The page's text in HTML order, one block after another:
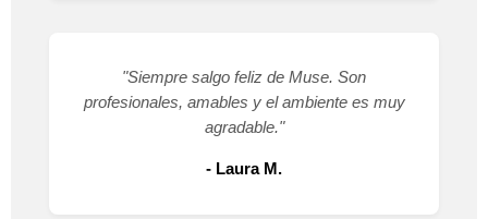
"Siempre salgo feliz de Muse. Son
profesionales, amables y el ambiente es muy
agradable."
- Laura M.